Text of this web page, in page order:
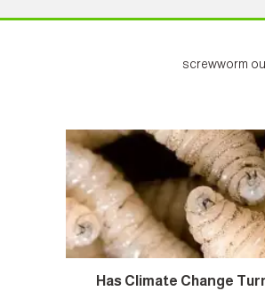
screwworm
Has Climate Change